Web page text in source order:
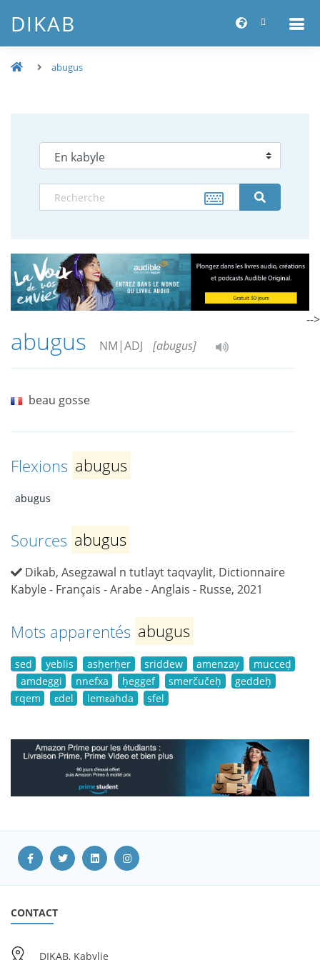
DIKAB
abugus
abugus NM|ADJ [abugus]
beau gosse
Flexions abugus
abugus
Sources abugus
Dikab, Asegzawal n tutlayt taqvaylit, Dictionnaire
Kabyle - Français - Arabe - Anglais - Russe, 2021
Mots apparentés abugus
sed yeblis asḥerḥer sriddew amenzay
mucceḍ
amdeggi
nnefxa ḥeggef smerčučeḥ
geddeḥ
rqem
ɛdel lemɛahda sfel
-->
CONTACT
DIKAB, Kabylie